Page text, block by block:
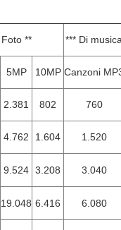
Foto ** *** Di musica
5MP 10MP Canzoni
2.381 802 760
4.762 1.604 1.520
9.524 3.208 3.040
19.048 6.416 6.080